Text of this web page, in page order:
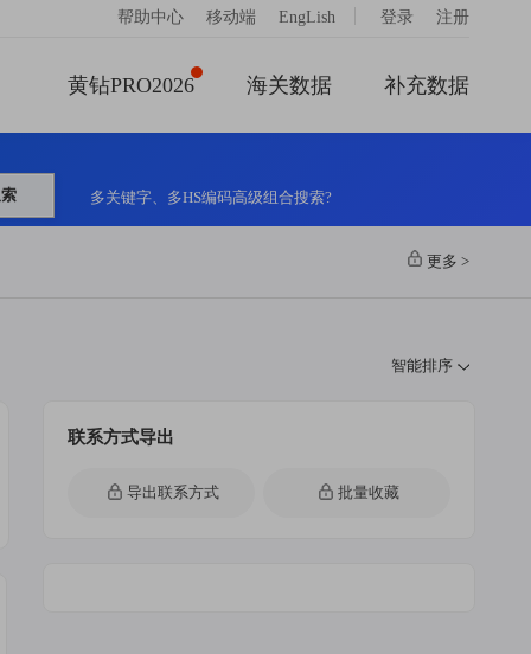
帮助中心 移动端 EngLish 登录 注册
黄钻PRO2026 海关数据 补充数据
多关键字、多HS编码高级组合搜索?
更多 >
智能排序
联系方式导出
导出联系方式 批量收藏